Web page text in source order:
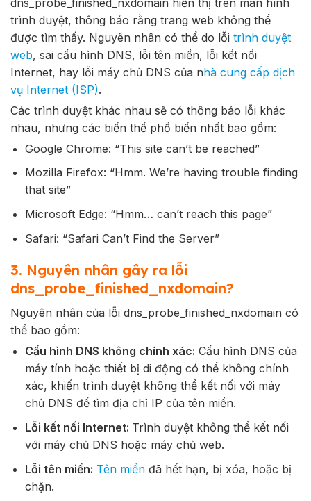
trình duyệt, thông báo rằng trang web không thể
được tìm thấy. Nguyên nhân có thể do lỗi trình duyệt
web, sai cấu hình DNS, lỗi tên miền, lỗi kết nối
Internet, hay lỗi máy chủ DNS của nhà cung cấp dịch
vụ Internet (ISP).
Các trình duyệt khác nhau sẽ có thông báo lỗi khác
nhau, nhưng các biến thể phổ biến nhất bao gồm:
Google Chrome: “This site can’t be reached”
Mozilla Firefox: “Hmm. We’re having trouble finding
that site”
Microsoft Edge: “Hmm… can’t reach this page”
Safari: “Safari Can’t Find the Server”
3. Nguyên nhân gây ra lỗi
dns_probe_finished_nxdomain?
Nguyên nhân của lỗi dns_probe_finished_nxdomain có
thể bao gồm:
Cấu hình DNS không chính xác: Cấu hình DNS của
máy tính hoặc thiết bị di động có thể không chính
xác, khiến trình duyệt không thể kết nối với máy
chủ DNS để tìm địa chỉ IP của tên miền.
Lỗi kết nối Internet: Trình duyệt không thể kết nối
với máy chủ DNS hoặc máy chủ web.
Lỗi tên miền: Tên miềnđã hết hạn, bị xóa, hoặc bị
chặn.